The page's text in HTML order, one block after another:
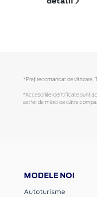
*Preţ recomandat de vânzare,
*Accesoriile identificate sunt
astfel de mărci de către
MODELE NOI
Autoturisme